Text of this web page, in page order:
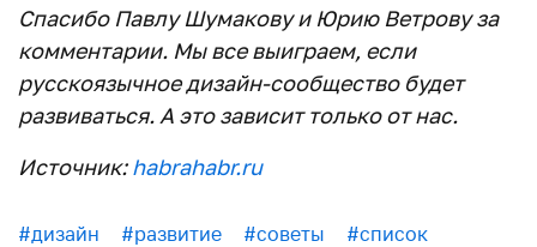
Спасибо Павлу Шумакову и Юрию Ветрову за
комментарии. Мы все выиграем, если
русскоязычное дизайн-сообщество будет
развиваться. А это зависит только от нас.
Источник:habrahabr.ru
#дизайн #развитие #советы
#список